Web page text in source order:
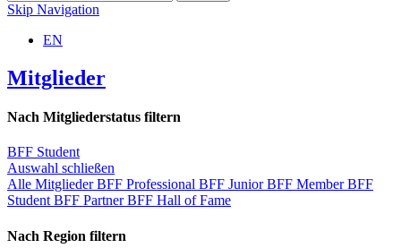
Skip Navigation
EN
Mitglieder
Nach Mitgliederstatus filtern
BFF Student
Auswahl schließen
Alle MitgliederBFF Professional BFF JuniorBFF MemberBFF
Student BFF PartnerBFF Hall of Fame
Nach Region filtern